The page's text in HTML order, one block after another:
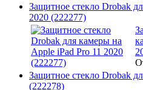
Защитное стекло Drobak
2020 (222277)
Защитное стекло Drobak
(222278)